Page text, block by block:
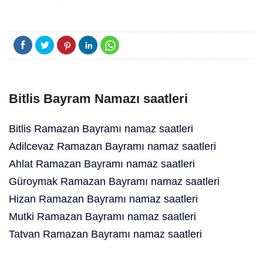
Bitlis Bayram Namazı saatleri
Bitlis Ramazan Bayramı namaz saatleri
Adilcevaz Ramazan Bayramı namaz saatleri
Ahlat Ramazan Bayramı namaz saatleri
Güroymak Ramazan Bayramı namaz saatleri
Hizan Ramazan Bayramı namaz saatleri
Mutki Ramazan Bayramı namaz saatleri
Tatvan Ramazan Bayramı namaz saatleri